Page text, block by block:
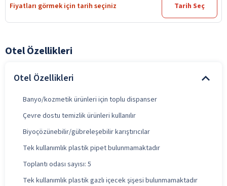
Fiyatları görmek için tarih seçiniz Tarih Seç
Otel Özellikleri
Otel Özellikleri
Banyo/kozmetik ürünleri için toplu dispanser
Çevre dostu temizlik ürünleri kullanılır
Biyoçözünebilir/gübreleşebilir karıştırıcılar
Tek kullanımlık plastik pipet bulunmamaktadır
Toplantı odası sayısı: 5
Tek kullanımlık plastik gazlı içecek şişesi bulunmamaktadır